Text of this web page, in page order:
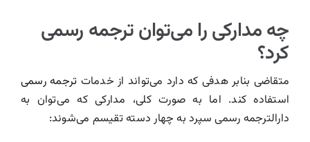
چه مدارکی را می‌توان ترجمه رسمی
کرد؟
متقاضی بنابر هدفی که دارد می‌تواند از خدمات ترجمه رسمی
استفاده کند. اما به صورت کلی، مدارکی که می‌توان به
دارالترجمه رسمی سپرد به چهار دسته تقیسم می‌شوند: